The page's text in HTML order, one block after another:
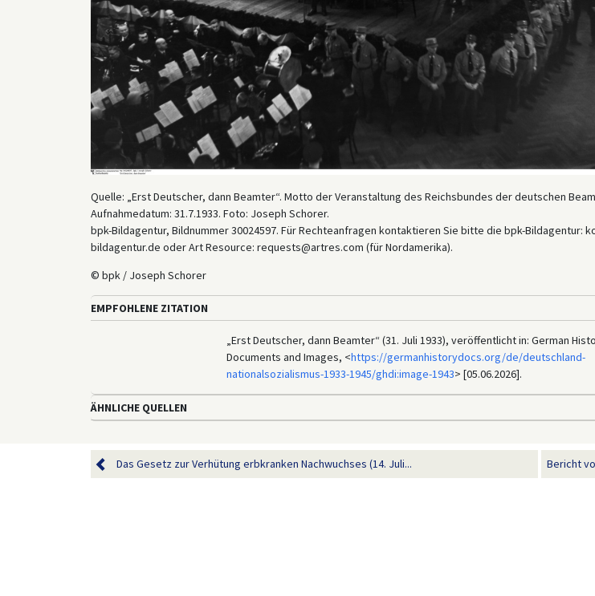
Quelle: „Erst Deutscher, dann Beamter“. Motto der Veranstaltung des Reichsbundes der deutschen
Aufnahmedatum: 31.7.1933. Foto: Joseph Schorer.
bpk-Bildagentur, Bildnummer 30024597. Für Rechteanfragen kontaktieren Sie bitte die bpk-Bildagentur:
bildagentur.de oder Art Resource: requests@artres.com (für Nordamerika).
© bpk / Joseph Schorer
EMPFOHLENE ZITATION
„Erst Deutscher, dann Beamter“ (31. Juli 1933), veröffentlicht in: German
Documents and Images, <https://germanhistorydocs.org/de/deutschland-
nationalsozialismus-1933-1945/ghdi:image-1943> [05.06.2026].
ÄHNLICHE QUELLEN
Das Gesetz zur Verhütung erbkranken Nachwuchses (14. Juli... Bericht